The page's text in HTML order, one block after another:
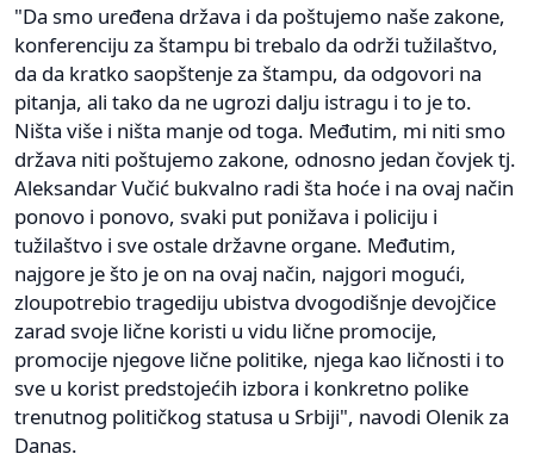
"Da smo uređena država i da poštujemo naše zakone,
konferenciju za štampu bi trebalo da održi tužilaštvo,
da da kratko saopštenje za štampu, da odgovori na
pitanja, ali tako da ne ugrozi dalju istragu i to je to.
Ništa više i ništa manje od toga. Međutim, mi niti smo
država niti poštujemo zakone, odnosno jedan čovjek tj.
Aleksandar Vučić bukvalno radi šta hoće i na ovaj način
ponovo i ponovo, svaki put ponižava i policiju i
tužilaštvo i sve ostale državne organe. Međutim,
najgore je što je on na ovaj način, najgori mogući,
zloupotrebio tragediju ubistva dvogodišnje devojčice
zarad svoje lične koristi u vidu lične promocije,
promocije njegove lične politike, njega kao ličnosti i to
sve u korist predstojećih izbora i konkretno polike
trenutnog političkog statusa u Srbiji", navodi Olenik za
Danas.